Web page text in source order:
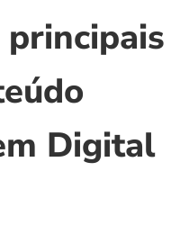
principais
Digital